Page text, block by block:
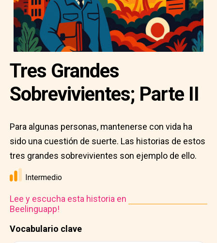
Vocabulario clave
Tres Grandes
Sobrevivientes; Parte II
Para algunas personas, mantenerse con vida ha
sido una cuestión de suerte. Las historias de estos
tres grandes sobrevivientes son ejemplo de ello.
Intermedio
Lee y escucha esta historia en
Beelinguapp!